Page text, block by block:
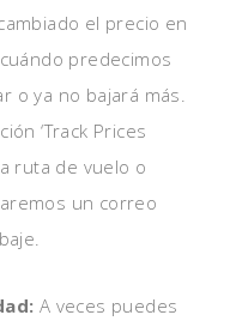
el precio en
predecimos
o ya no bajará más.
‘Track Prices
ruta de vuelo o
un correo
A veces puedes